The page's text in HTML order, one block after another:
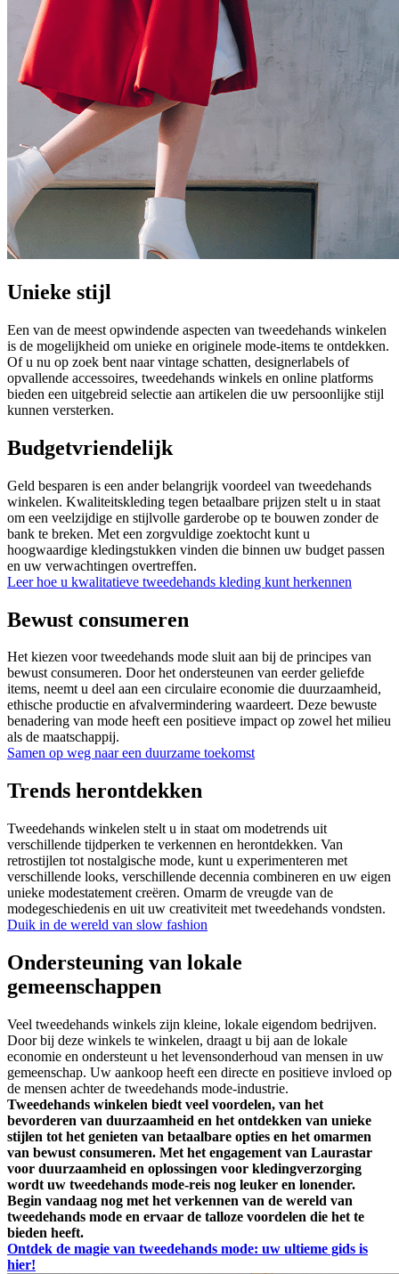
Unieke stijl
Een van de meest opwindende aspecten van tweedehands winkelen
is de mogelijkheid om unieke en originele mode-items te ontdekken.
Of u nu op zoek bent naar vintage schatten, designerlabels of
opvallende accessoires, tweedehands winkels en online platforms
bieden een uitgebreid selectie aan artikelen die uw persoonlijke stijl
kunnen versterken.
Budgetvriendelijk
Geld besparen is een ander belangrijk voordeel van tweedehands
winkelen. Kwaliteitskleding tegen betaalbare prijzen stelt u in staat
om een veelzijdige en stijlvolle garderobe op te bouwen zonder de
bank te breken. Met een zorgvuldige zoektocht kunt u
hoogwaardige kledingstukken vinden die binnen uw budget passen
en uw verwachtingen overtreffen.
Leer hoe u kwalitatieve tweedehands kleding kunt herkennen
Bewust consumeren
Het kiezen voor tweedehands mode sluit aan bij de principes van
bewust consumeren. Door het ondersteunen van eerder geliefde
items, neemt u deel aan een circulaire economie die duurzaamheid,
ethische productie en afvalvermindering waardeert. Deze bewuste
benadering van mode heeft een positieve impact op zowel het milieu
als de maatschappij.
Samen op weg naar een duurzame toekomst
Trends herontdekken
Tweedehands winkelen stelt u in staat om modetrends uit
verschillende tijdperken te verkennen en herontdekken. Van
retrostijlen tot nostalgische mode, kunt u experimenteren met
verschillende looks, verschillende decennia combineren en uw eigen
unieke modestatement creëren. Omarm de vreugde van de
modegeschiedenis en uit uw creativiteit met tweedehands vondsten.
Duik in de wereld van slow fashion
Ondersteuning van lokale
gemeenschappen
Veel tweedehands winkels zijn kleine, lokale eigendom bedrijven.
Door bij deze winkels te winkelen, draagt u bij aan de lokale
economie en ondersteunt u het levensonderhoud van mensen in uw
gemeenschap. Uw aankoop heeft een directe en positieve invloed op
de mensen achter de tweedehands mode-industrie.
Tweedehands winkelen biedt veel voordelen, van het
bevorderen van duurzaamheid en het ontdekken van unieke
stijlen tot het genieten van betaalbare opties en het omarmen
van bewust consumeren. Met het engagement van Laurastar
voor duurzaamheid en oplossingen voor kledingverzorging
wordt uw tweedehands mode-reis nog leuker en lonender.
Begin vandaag nog met het verkennen van de wereld van
tweedehands mode en ervaar de talloze voordelen die het te
bieden heeft.
Ontdek de magie van tweedehands mode: uw ultieme gids is
hier!